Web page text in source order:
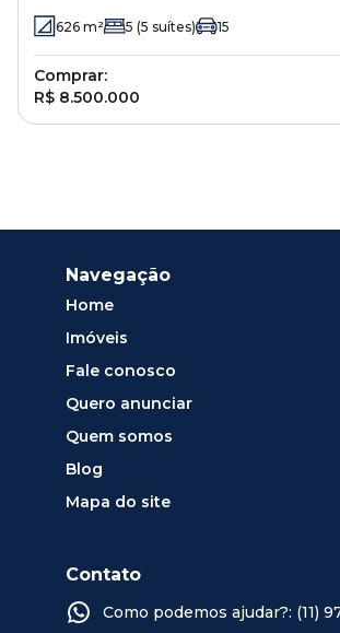
626 m² 5 (5 suítes) 15
Comprar:
R$ 8.500.000
Navegação
Home
Imóveis
Fale conosco
Quero anunciar
Quem somos
Blog
Mapa do site
Contato
Como podemos ajudar?: (11)